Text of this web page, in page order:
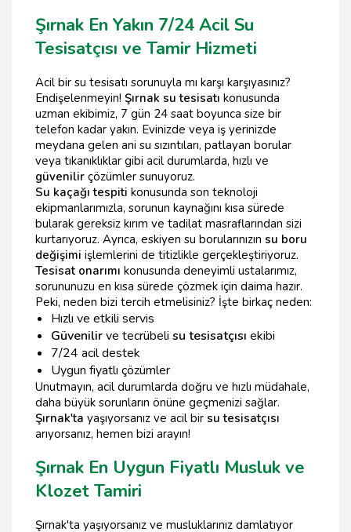
Şırnak En Yakın 7/24 Acil Su
Tesisatçısı ve Tamir Hizmeti
Acil bir su tesisatı sorunuyla mı karşı karşıyasınız?
Endişelenmeyin! Şırnak su tesisatı konusunda
uzman ekibimiz, 7 gün 24 saat boyunca size bir
telefon kadar yakın. Evinizde veya iş yerinizde
meydana gelen ani su sızıntıları, patlayan borular
veya tıkanıklıklar gibi acil durumlarda, hızlı ve
güvenilir çözümler sunuyoruz.
Su kaçağı tespiti konusunda son teknoloji
ekipmanlarımızla, sorunun kaynağını kısa sürede
bularak gereksiz kırım ve tadilat masraflarından sizi
kurtarıyoruz. Ayrıca, eskiyen su borularınızın su boru
değişimi işlemlerini de titizlikle gerçekleştiriyoruz.
Tesisat onarımı konusunda deneyimli ustalarımız,
sorununuzu en kısa sürede çözmek için daima hazır.
Peki, neden bizi tercih etmelisiniz? İşte birkaç neden:
Hızlı ve etkili servis
Güvenilirve tecrübeli su tesisatçısı ekibi
7/24 acil destek
Uygun fiyatlı çözümler
Unutmayın, acil durumlarda doğru ve hızlı müdahale,
daha büyük sorunların önüne geçmenizi sağlar.
Şırnak'ta yaşıyorsanız ve acil bir su tesisatçısı
arıyorsanız, hemen bizi arayın!
Şırnak En Uygun Fiyatlı Musluk ve
Klozet Tamiri
Şırnak'ta yaşıyorsanız ve musluklarınız damlatıyor